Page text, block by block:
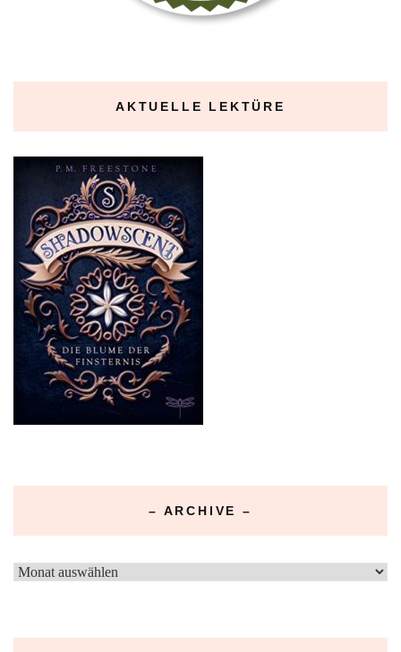
AKTUELLE LEKTÜRE
– ARCHIVE –
–